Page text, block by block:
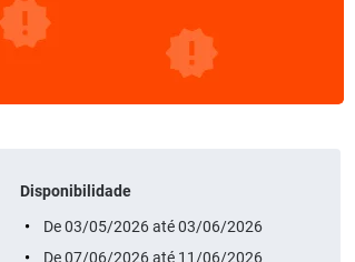
Disponibilidade
De 03/05/2026 até 03/06/2026
De 07/06/2026 até 11/06/2026